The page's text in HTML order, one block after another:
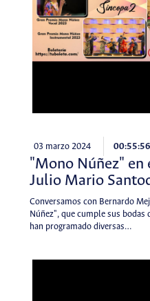
03 marzo 2024 00:55:56
"Mono Núñez" en
Julio Mario
Conversamos con Bernardo
Núñez", que cumple sus bodas
han programado diversas…